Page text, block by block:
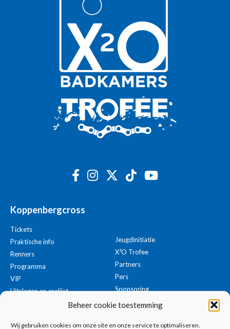
Beheer cookie toestemming
Wij gebruiken cookies om onze site en onze service te optimaliseren.
Koppenbergcross
Tickets
Praktische info
Renners
Programma
VIP
Uitslagen en erelijst
Jeugdinitiatie
X²O Trofee
Partners
Pers
Sponsoring
Organisatie